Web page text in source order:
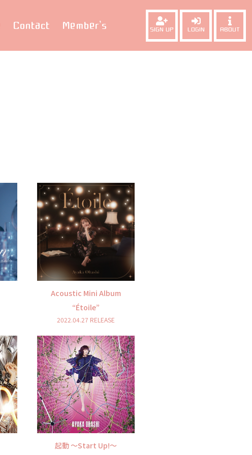
Contact Member’s SIGN UP LOGIN ABOUT
Acoustic Mini Album
“Étoile”
2022.04.27 RELEASE
起動 〜Start Up!〜